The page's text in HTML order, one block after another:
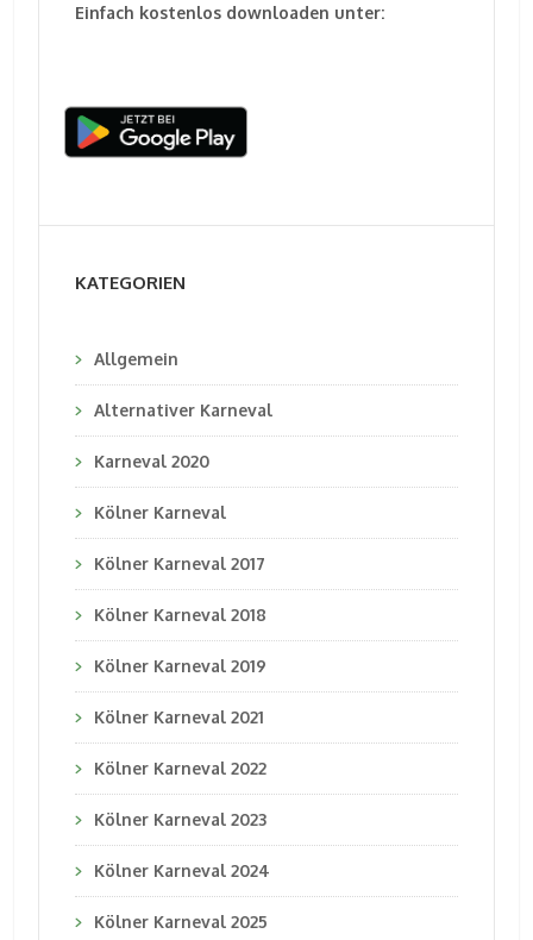
Einfach kostenlos downloaden unter:
KATEGORIEN
Allgemein
Alternativer Karneval
Karneval 2020
Kölner Karneval
Kölner Karneval 2017
Kölner Karneval 2018
Kölner Karneval 2019
Kölner Karneval 2021
Kölner Karneval 2022
Kölner Karneval 2023
Kölner Karneval 2024
Kölner Karneval 2025